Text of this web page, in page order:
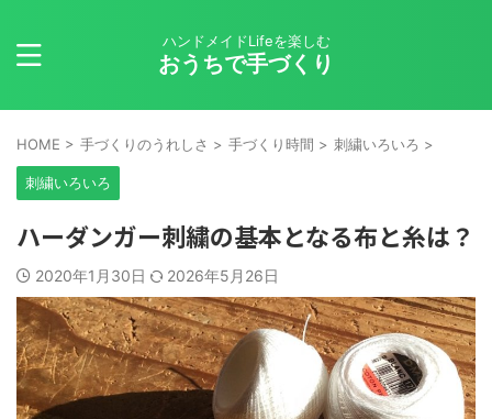
ハンドメイドLifeを楽しむ
おうちで手づくり
HOME > 手づくりのうれしさ > 手づくり時間 > 刺繍いろいろ >
刺繍いろいろ
ハーダンガー刺繍の基本となる布と糸は？
2020年1月30日 2026年5月26日